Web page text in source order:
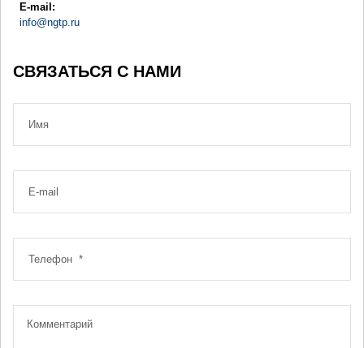
E-mail:
info@ngtp.ru
СВЯЗАТЬСЯ С НАМИ